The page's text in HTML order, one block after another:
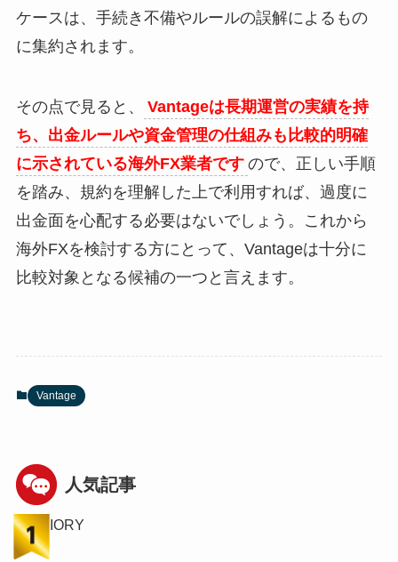
ケースは、手続き不備やルールの誤解によるもの
に集約されます。
その点で見ると、
Vantageは長期運営の実績を持
ち、出金ルールや資金管理の仕組みも比較的明確
に示されている海外FX業者です ので、正しい手順
を踏み、規約を理解した上で利用すれば、過度に
出金面を心配する必要はないでしょう。これから
海外FXを検討する方にとって、Vantageは十分に
比較対象となる候補の一つと言えます。
Vantage
人気記事